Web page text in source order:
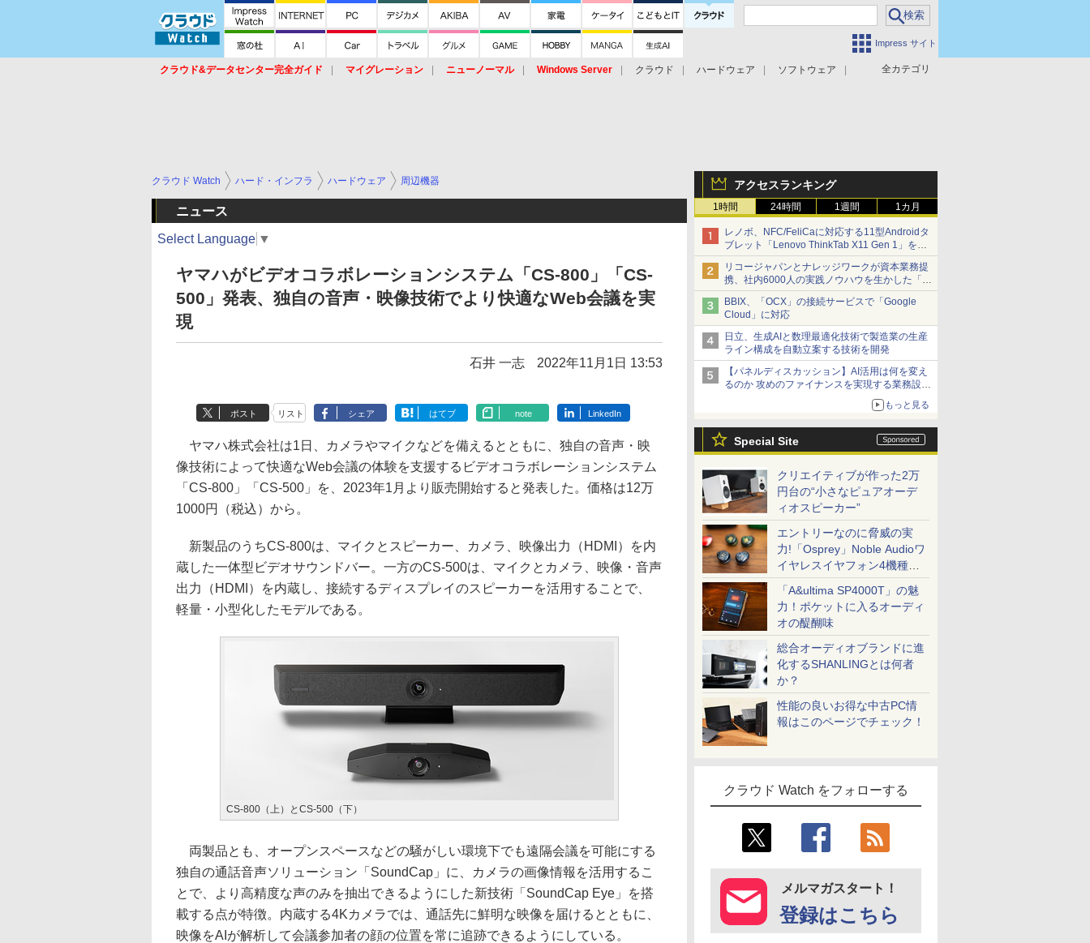
Impress サイト
全カテゴリ
クラウド&データセンター完全ガイド マイグレーション ニューノーマル Windows Server クラウド ハードウェア
ソフトウェア
アクセスランキング
1時間 24時間 1週間 1カ月
レノボ、NFC/FeliCaに対応する11型Androidタ
ブレット「Lenovo ThinkTab X11 Gen 1」を発
売
リコージャパンとナレッジワークが資本業務提
携、社内6000人の実践ノウハウを生かした「AI
商談記録 for RICOH」を展開へ
BBIX、「OCX」の接続サービスで「Google
Cloud」に対応
日立、生成AIと数理最適化技術で製造業の生産
ライン構成を自動立案する技術を開発
【パネルディスカッション】AI活用は何を変え
るのか 攻めのファイナンスを実現する業務設計
もっと見る
Special Site
クリエイティブが作った2万
円台の“小さなピュアオーデ
ィオスピーカー”
エントリーなのに脅威の実
力!「Osprey」Noble Audioワ
イヤレスイヤフォン4機種を
一気に聴く
「A&ultima SP4000T」の魅
力！ポケットに入るオーディ
オの醍醐味
総合オーディオブランドに進
化するSHANLINGとは何者
か？
性能の良いお得な中古PC情
報はこのページでチェック！
クラウド Watch をフォローする
メルマガスタート！
登録はこちら
クラウド Watch ハード・インフラ ハードウェア 周辺機器
ニュース
Select Language ▼
ヤマハがビデオコラボレーションシステム「CS-800」「CS-
500」発表、独自の音声・映像技術でより快適なWeb会議を実
現
石井 一志 2022年11月1日 13:53
ポスト リスト シェア はてブ note LinkedIn
ヤマハ株式会社は1日、カメラやマイクなどを備えるとともに、独自の音声・映
像技術によって快適なWeb会議の体験を支援するビデオコラボレーションシステム
「CS-800」「CS-500」を、2023年1月より販売開始すると発表した。価格は12万
1000円（税込）から。
新製品のうちCS-800は、マイクとスピーカー、カメラ、映像出力（HDMI）を内
蔵した一体型ビデオサウンドバー。一方のCS-500は、マイクとカメラ、映像・音声
出力（HDMI）を内蔵し、接続するディスプレイのスピーカーを活用することで、
軽量・小型化したモデルである。
CS-800（上）とCS-500（下）
両製品とも、オープンスペースなどの騒がしい環境下でも遠隔会議を可能にする
独自の通話音声ソリューション「SoundCap」に、カメラの画像情報を活用するこ
とで、より高精度な声のみを抽出できるようにした新技術「SoundCap Eye」を搭
載する点が特徴。内蔵する4Kカメラでは、通話先に鮮明な映像を届けるとともに、
映像をAIが解析して会議参加者の顔の位置を常に追跡できるようにしている。